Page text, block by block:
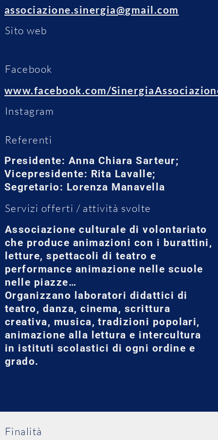
associazione.sinergia@gmail.com
Sito web
Facebook
www.facebook.com/
Instagram
Referenti
Presidente: Anna Chiara Sarteur;
Vicepresidente: Rita Lavalle;
Segretario: Lorenza Manavella
Servizi offerti / attività svolte
Associazione culturale di volontariato
che produce animazioni con i burattini,
letture, spettacoli di teatro e
performance animazione nelle scuole
nelle piazze…
Organizzano laboratori didattici di
teatro, danza, cinema, scrittura
creativa, musica, tradizioni popolari,
animazione alla lettura e intercultura
in istituti scolastici di ogni ordine e
grado.
Finalità